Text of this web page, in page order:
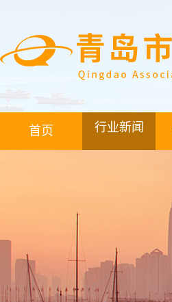
首页 行业新闻